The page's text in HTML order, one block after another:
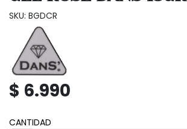
SKU: BGDCR
$ 6.990
CANTIDAD